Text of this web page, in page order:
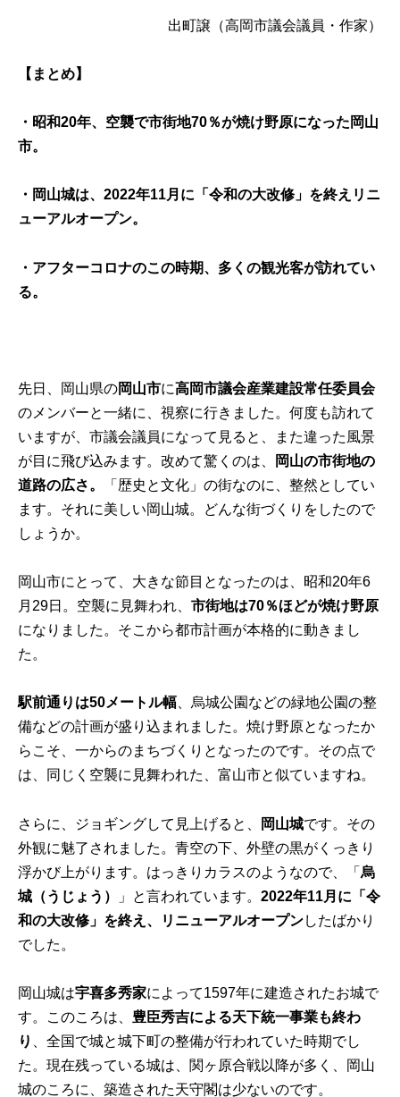
出町譲（高岡市議会議員・作家）
【まとめ】
・昭和20年、空襲で市街地70％が焼け野原になった岡山
市。
・岡山城は、2022年11月に「令和の大改修」を終えリニ
ューアルオープン。
・アフターコロナのこの時期、多くの観光客が訪れてい
る。
先日、岡山県の岡山市に高岡市議会産業建設常任委員会
のメンバーと一緒に、視察に行きました。何度も訪れて
いますが、市議会議員になって見ると、また違った風景
が目に飛び込みます。改めて驚くのは、
岡山の市街地の
道路の広さ。
「歴史と文化」の街なのに、整然としてい
ます。それに美しい岡山城。どんな街づくりをしたので
しょうか。
岡山市にとって、大きな節目となったのは、昭和20年6
月29日。空襲に見舞われ、市街地は70％ほどが焼け野原
になりました。そこから都市計画が本格的に動きまし
た。
駅前通りは50メートル幅、烏城公園などの緑地公園の整
備などの計画が盛り込まれました。焼け野原となったか
らこそ、一からのまちづくりとなったのです。その点で
は、同じく空襲に見舞われた、富山市と似ていますね。
さらに、ジョギングして見上げると、 岡山城です。その
外観に魅了されました。青空の下、外壁の黒がくっきり
浮かび上がります。はっきりカラスのようなので、「烏
城（うじょう）
」と言われています。2022年11月に「令
和の大改修」を終え、リニューアルオープンしたばかり
でした。
岡山城は宇喜多秀家によって1597年に建造されたお城で
す。このころは、 豊臣秀吉による天下統一事業も終わ
り
、全国で城と城下町の整備が行われていた時期でし
た。現在残っている城は、関ヶ原合戦以降が多く、岡山
城のころに、築造された天守閣は少ないのです。